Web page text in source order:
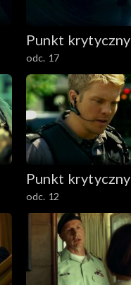
Punkt krytyczny
odc. 17
Punkt krytyczny
odc. 12